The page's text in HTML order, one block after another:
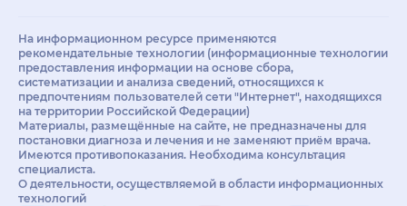
На информационном ресурсе применяются
рекомендательные технологии (информационные технологии
предоставления информации на основе сбора,
систематизации и анализа сведений, относящихся к
предпочтениям пользователей сети "Интернет", находящихся
на территории Российской Федерации)
Материалы, размещённые на сайте, не предназначены для
постановки диагноза и лечения и не заменяют приём врача.
Имеются противопоказания. Необходима консультация
специалиста.
О деятельности, осуществляемой в области информационных
технологий